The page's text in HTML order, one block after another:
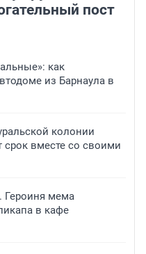
пост
как
из Барнаула в
колонии
вместе со своими
Героиня мема
в кафе